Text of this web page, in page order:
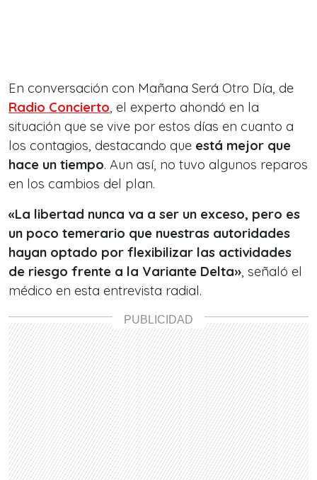
En conversación con Mañana Será Otro Día, de
Radio Concierto, el experto ahondó en la
situación que se vive por estos días en cuanto a
los contagios, destacando que está mejor que
hace un tiempo. Aun así, no tuvo algunos reparos
en los cambios del plan.
«La libertad nunca va a ser un exceso, pero es
un poco temerario que nuestras autoridades
hayan optado por flexibilizar las actividades
de riesgo frente a la Variante Delta», señaló el
médico en esta entrevista radial.